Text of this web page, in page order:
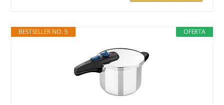
OFERTA
BESTSELLER NO. 5